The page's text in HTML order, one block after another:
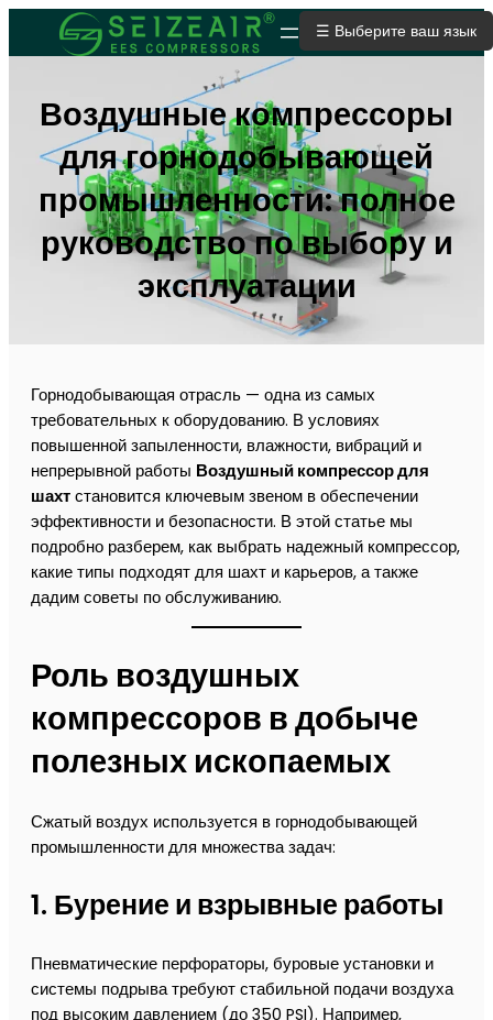
ОТПРАВИТЬ ЗАЯВКУ
☰ Выберите ваш язык
Воздушные компрессоры
для горнодобывающей
промышленности: полное
руководство по выбору и
эксплуатации
Горнодобывающая отрасль — одна из самых
требовательных к оборудованию. В условиях
повышенной запыленности, влажности, вибраций и
непрерывной работы Воздушный компрессор для
шахт становится ключевым звеном в обеспечении
эффективности и безопасности. В этой статье мы
подробно разберем, как выбрать надежный компрессор,
какие типы подходят для шахт и карьеров, а также
дадим советы по обслуживанию.
Роль воздушных
компрессоров в добыче
полезных ископаемых
Сжатый воздух используется в горнодобывающей
промышленности для множества задач:
1. Бурение и взрывные работы
Пневматические перфораторы, буровые установки и
системы подрыва требуют стабильной подачи воздуха
под высоким давлением (до 350 PSI). Например,